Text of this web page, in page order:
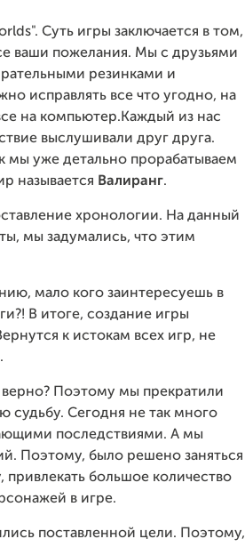
Суть игры заключается в том,
ваши пожелания. Мы с друзьями
резинками и
исправлять все что угодно, на
на компьютер.Каждый из нас
выслушивали друг друга.
мы уже детально прорабатываем
называется Валиранг.
хронологии. На данный
мы задумались, что этим
мало кого заинтересуешь в
В итоге, создание игры
к истокам всех игр, не
верно? Поэтому мы прекратили
судьбу. Сегодня не так много
последствиями. А мы
Поэтому, было решено заняться
большое количество
в игре.
поставленной цели. Поэтому,